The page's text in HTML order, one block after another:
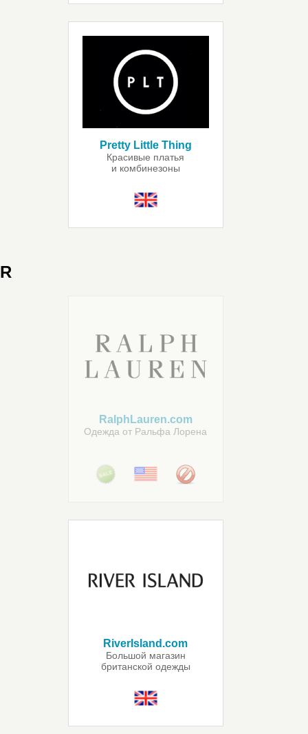
Pretty Little Thing
Красивые платья
и комбинезоны
R
RalphLauren.com
Одежда от Ральфа Лорена
RiverIsland.com
Большой магазин
британской одежды